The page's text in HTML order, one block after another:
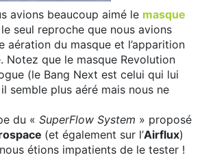
avions beaucoup aimé le masque
le seul reproche que nous avions
aération du masque et l’apparition
Notez que le masque Revolution
(le Bang Next est celui qui lui
semble plus aéré mais nous ne
du « SuperFlow System » proposé
(et également sur l’Airflux)
étions impatients de le tester !